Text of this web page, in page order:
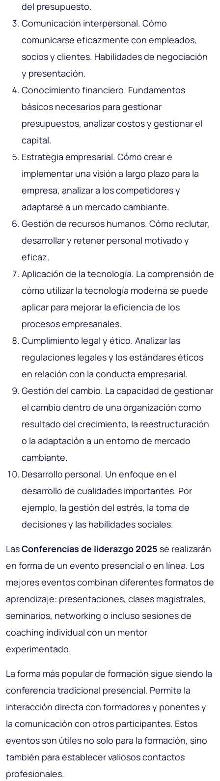
del presupuesto.
Comunicación interpersonal. Cómo
comunicarse eficazmente con empleados,
socios y clientes. Habilidades de negociación
y presentación.
Conocimiento financiero. Fundamentos
básicos necesarios para gestionar
presupuestos, analizar costos y gestionar el
capital.
Estrategia empresarial. Cómo crear e
implementar una visión a largo plazo para la
empresa, analizar a los competidores y
adaptarse a un mercado cambiante.
Gestión de recursos humanos. Cómo reclutar,
desarrollar y retener personal motivado y
eficaz.
Aplicación de la tecnología. La comprensión de
cómo utilizar la tecnología moderna se puede
aplicar para mejorar la eficiencia de los
procesos empresariales.
Cumplimiento legal y ético. Analizar las
regulaciones legales y los estándares éticos
en relación con la conducta empresarial.
Gestión del cambio. La capacidad de gestionar
el cambio dentro de una organización como
resultado del crecimiento, la reestructuración
o la adaptación a un entorno de mercado
cambiante.
Desarrollo personal. Un enfoque en el
desarrollo de cualidades importantes. Por
ejemplo, la gestión del estrés, la toma de
decisiones y las habilidades sociales.
LasConferencias de liderazgo 2025 se realizarán
en forma de un evento presencial o en línea. Los
mejores eventos combinan diferentes formatos de
aprendizaje: presentaciones, clases magistrales,
seminarios, networking o incluso sesiones de
coaching individual con un mentor
experimentado.
La forma más popular de formación sigue siendo la
conferencia tradicional presencial. Permite la
interacción directa con formadores y ponentes y
la comunicación con otros participantes. Estos
eventos son útiles no solo para la formación, sino
también para establecer valiosos contactos
profesionales.